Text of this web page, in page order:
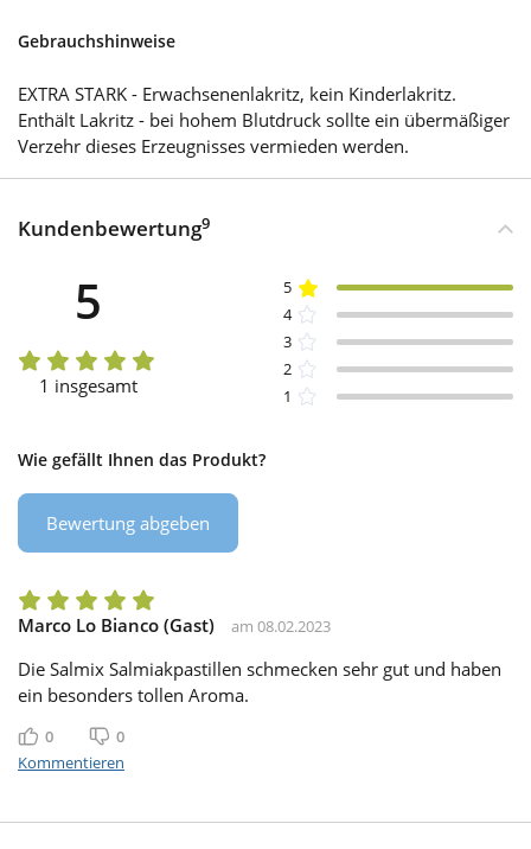
Gebrauchshinweise
EXTRA STARK - Erwachsenenlakritz, kein Kinderlakritz.
Enthält Lakritz - bei hohem Blutdruck sollte ein übermäßiger
Verzehr dieses Erzeugnisses vermieden werden.
Kundenbewertung9
5
1 insgesamt
5
4
3
2
1
Wie gefällt Ihnen das Produkt?
Bewertung abgeben
Marco Lo Bianco (Gast) am 08.02.2023
Die Salmix Salmiakpastillen schmecken sehr gut und haben
ein besonders tollen Aroma.
Gefällt mir
0 Gefällt mir nicht
0
Kommentieren